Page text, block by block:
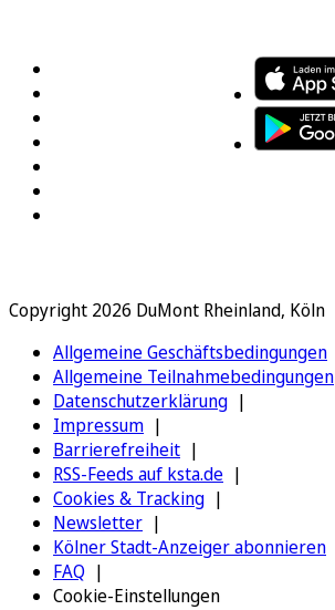
Copyright 2026 DuMont Rheinland, Köln
Allgemeine Geschäftsbedingungen
Allgemeine Teilnahmebedingungen
Datenschutzerklärung
Impressum
Barrierefreiheit
RSS-Feeds auf ksta.de
Cookies & Tracking
Newsletter
Kölner Stadt-Anzeiger abonnieren
FAQ
Cookie-Einstellungen